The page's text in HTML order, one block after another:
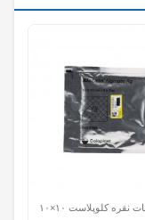
بیاتین آلژینات نقره کلوپلاست ۱۰×۱۰